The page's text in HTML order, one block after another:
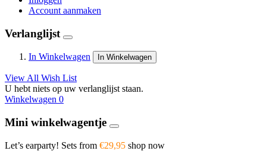
Account aanmaken
Verlanglijst
In Winkelwagen In Winkelwagen
View All Wish List
U hebt niets op uw verlanglijst staan.
Winkelwagen 0
Mini winkelwagentje
Let’s earparty! Sets from €29,95 shop now